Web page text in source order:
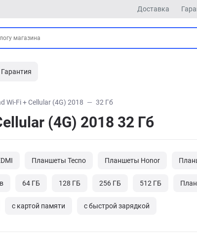
Доставка
Гарантия
Wi-Fi + Cellular (4G) 2018 32 Гб
(4G) 2018 32 Гб
Планшеты Tecno Планшеты Honor
64 ГБ 128 ГБ 256 ГБ 512 ГБ
с картой памяти с быстрой зарядкой